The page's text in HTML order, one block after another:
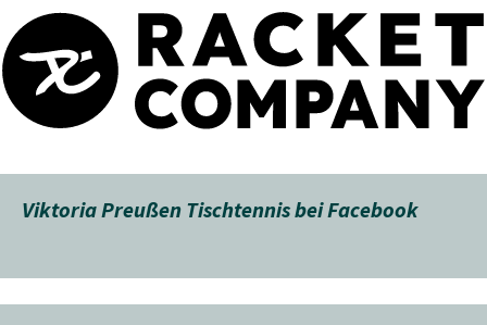
Viktoria Preußen Tischtennis bei Facebook